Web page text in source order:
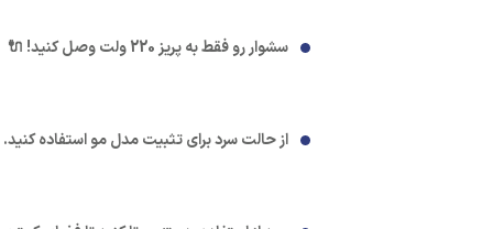
سشوار رو فقط به پریز 220 ولت وصل کنید! 🔌
از حالت سرد برای تثبیت مدل مو استفاده